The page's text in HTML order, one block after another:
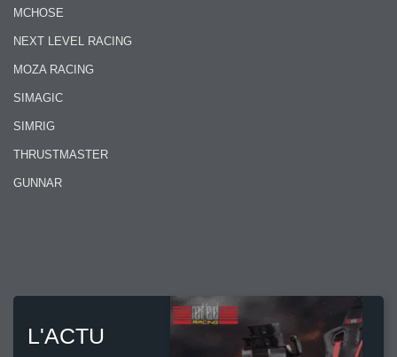
MCHOSE
NEXT LEVEL RACING
MOZA RACING
SIMAGIC
SIMRIG
THRUSTMASTER
GUNNAR
L'ACTU